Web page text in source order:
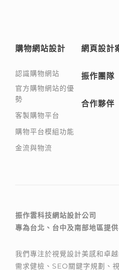
購物網站設計
認識購物網站
官方購物網站的優
勢
客製購物平台
購物平台模組功能
金流與物流
網頁設計
振作團隊
合作夥伴
振作雲科技網站設計公司
專為台北、台中及南部地區提
我們專注於視覺設計美感和卓
需求健檢、SEO關鍵字規劃、